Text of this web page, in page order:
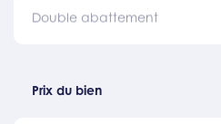
Double abattement
Prix du bien